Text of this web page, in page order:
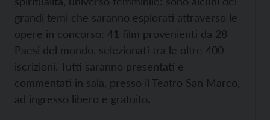
grandi temi che saranno esplorati attraverso le
opere in concorso: 41 film provenienti da 28
Paesi del mondo, selezionati tra le oltre 400
iscrizioni. Tutti saranno presentati e
commentati in sala, presso il Teatro San Marco,
ad ingresso libero e gratuito.